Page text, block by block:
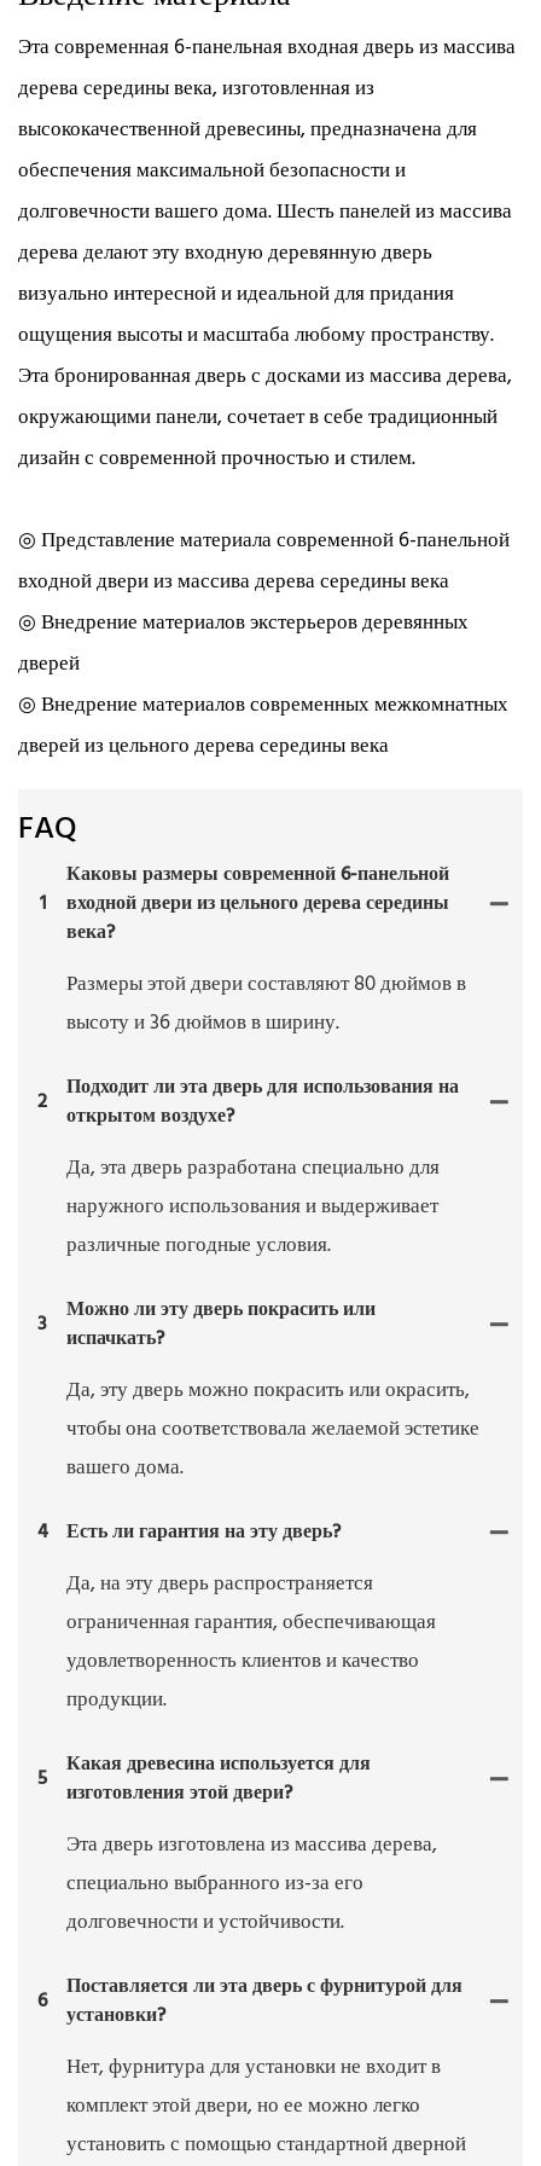
Эта современная 6-панельная входная дверь из массива
дерева середины века, изготовленная из
высококачественной древесины, предназначена для
обеспечения максимальной безопасности и
долговечности вашего дома. Шесть панелей из массива
дерева делают эту входную деревянную дверь
визуально интересной и идеальной для придания
ощущения высоты и масштаба любому пространству.
Эта бронированная дверь с досками из массива дерева,
окружающими панели, сочетает в себе традиционный
дизайн с современной прочностью и стилем.
◎ Представление материала современной 6-панельной
входной двери из массива дерева середины века
◎ Внедрение материалов экстерьеров деревянных
дверей
◎ Внедрение материалов современных межкомнатных
дверей из цельного дерева середины века
FAQ
1
Каковы размеры современной 6-панельной
входной двери из цельного дерева середины
века?
Размеры этой двери составляют 80 дюймов в
высоту и 36 дюймов в ширину.
2
Подходит ли эта дверь для использования на
открытом воздухе?
Да, эта дверь разработана специально для
наружного использования и выдерживает
различные погодные условия.
3
Можно ли эту дверь покрасить или
испачкать?
Да, эту дверь можно покрасить или окрасить,
чтобы она соответствовала желаемой эстетике
вашего дома.
4 Есть ли гарантия на эту дверь?
Да, на эту дверь распространяется
ограниченная гарантия, обеспечивающая
удовлетворенность клиентов и качество
продукции.
5
Какая древесина используется для
изготовления этой двери?
Эта дверь изготовлена ​​из массива дерева,
специально выбранного из-за его
долговечности и устойчивости.
6
Поставляется ли эта дверь с фурнитурой для
установки?
Нет, фурнитура для установки не входит в
комплект этой двери, но ее можно легко
установить с помощью стандартной дверной